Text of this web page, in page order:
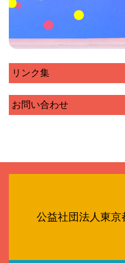
リンク集
お問い合わせ
公益社団法人東